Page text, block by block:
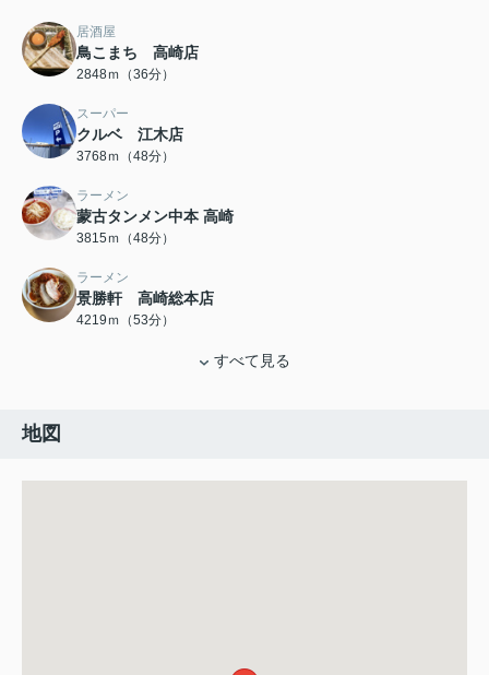
居酒屋
鳥こまち 高崎店
2848ｍ（36分）
スーパー
クルベ 江木店
3768ｍ（48分）
ラーメン
蒙古タンメン中本 高崎
3815ｍ（48分）
ラーメン
景勝軒 高崎総本店
4219ｍ（53分）
すべて見る
地図